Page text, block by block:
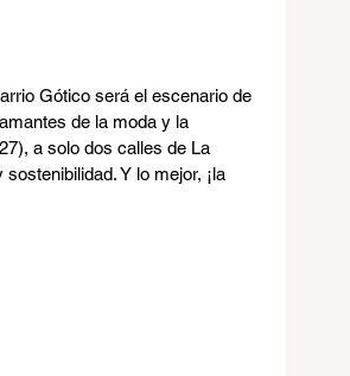
Gótico será el escenario de
de la moda y la
a solo dos calles de La
Y lo mejor, ¡la